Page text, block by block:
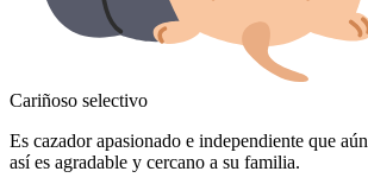
Cariñoso selectivo
Es cazador apasionado e independiente que aún
así es agradable y cercano a su familia.